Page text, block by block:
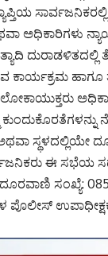
ಅಧಿಕಾರಿಗಳು
ಕಾರ್ಯಕ್ರಮ
ಸ್ಥಳದಲ್ಲಿಯೇ
ಈ
ಸಂಖ್ಯೆ:
ಪೊಲೀಸ್